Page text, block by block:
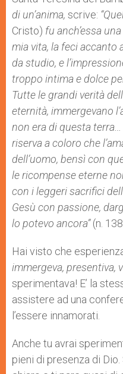
di un’anima, scrive:
Cristo) fu anch’essa
mia vita, la feci accanto
da studio, e
troppo intima e dolce
Tutte le grandi verità
eternità, immergevano
non era di questa
riserva a coloro che
dell’uomo, bensì con
le ricompense eterne
con i leggeri sacrifici
Gesù con passione,
lo potevo ancora”(n.
Hai visto che
immergeva, presentiva,
sperimentava! E’ la
assistere ad una
l’essere innamorati.
Anche tu avrai
pieni di presenza di